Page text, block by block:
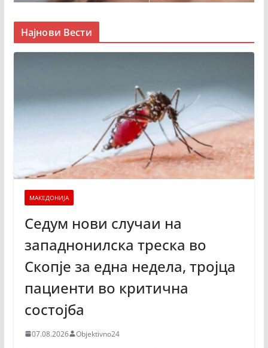
Најнови Вести
МАКЕДОНИЈА
Седум нови случаи на
западнонилска треска во
Скопје за една недела, тројца
пациенти во критична
состојба
07.08.2026 Objektivno24